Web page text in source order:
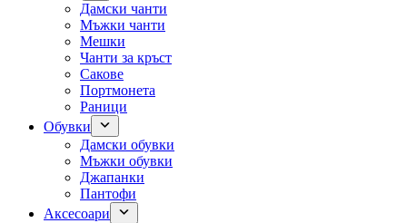
Дамски чанти
Мъжки чанти
Мешки
Чанти за кръст
Сакове
Портмонета
Раници
Обувки
Дамски обувки
Мъжки обувки
Джапанки
Пантофи
Аксесоари